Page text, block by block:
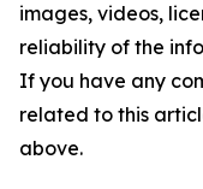
images, videos,
reliability of the
If you have any
related to this
above.